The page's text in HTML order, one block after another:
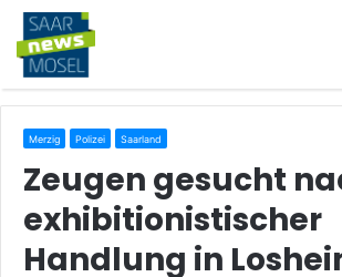
Merzig Polizei Saarland
Zeugen gesucht
exhibitionistischer
Handlung in